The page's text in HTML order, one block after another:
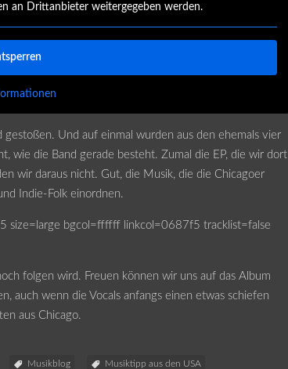
an Drittanbieter weitergegeben werden.
Und auf einmal wurden aus den ehemals vier
wie die Band gerade besteht. Zumal die EP, die wir dort
wir daraus nicht. Gut, die Musik, die die Chicagoer
Indie-Folk einordnen.
size=large bgcol=ffffff linkcol=0687f5 tracklist=false
folgen wird. Freuen können wir uns auf das Album
auch wenn die Vocals anfangs einen etwas schiefen
aus Chicago.
Musikblog Musiktipp aus den USA